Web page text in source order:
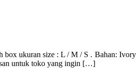
ukuran size : L / M / S . Bahan: Ivory
untuk toko yang ingin […]